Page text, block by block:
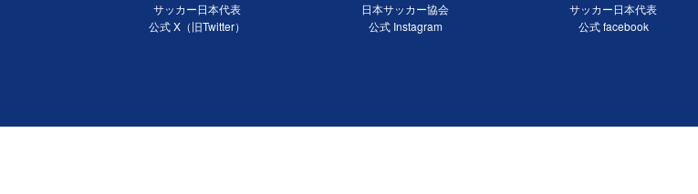
サッカー日本代表
公式 X（旧Twitter）
日本サッカー協会
公式 Instagram
サッカー日本代表
公式 facebook